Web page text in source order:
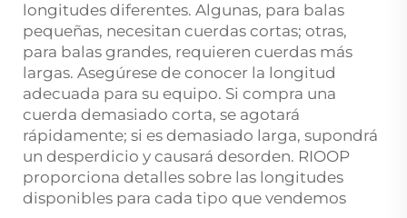
longitudes diferentes. Algunas, para balas
pequeñas, necesitan cuerdas cortas; otras,
para balas grandes, requieren cuerdas más
largas. Asegúrese de conocer la longitud
adecuada para su equipo. Si compra una
cuerda demasiado corta, se agotará
rápidamente; si es demasiado larga, supondrá
un desperdicio y causará desorden. RIOOP
proporciona detalles sobre las longitudes
disponibles para cada tipo que vendemos